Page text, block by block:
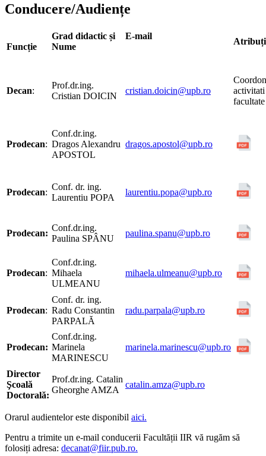
Conducere/Audiențe
Funcție
Grad didactic și
Nume
E-mail
Decan:
Prof.dr.ing.
Cristian DOICIN
cristian.doicin@upb.ro
activitati
facultate
Prodecan:
Conf.dr.ing.
Dragos Alexandru
APOSTOL
dragos.apostol@upb.ro
Prodecan:
Conf. dr. ing.
Laurentiu POPA
laurentiu.popa@upb.ro
Prodecan:
Conf.dr.ing.
Paulina SPÂNU
paulina.spanu@upb.ro
Prodecan:
Conf.dr.ing.
Mihaela
ULMEANU
mihaela.ulmeanu@upb.ro
Prodecan:
Conf. dr. ing.
Radu Constantin
PARPALĂ
radu.parpala@upb.ro
Prodecan:
Conf.dr.ing.
Marinela
MARINESCU
marinela.marinescu@upb.ro
Director
Şcoală
Doctorală:
Prof.dr.ing. Catalin
Gheorghe AMZA
catalin.amza@upb.ro
Orarul audientelor este disponibil aici.
Pentru a trimite un e-mail conducerii Facultății IIR vă rugăm să
folosiți adresa: decanat@fiir.pub.ro.